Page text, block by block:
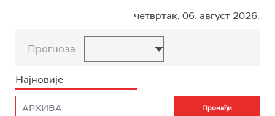
четвртак, 06. август 2026.
Прогноза
Најновије